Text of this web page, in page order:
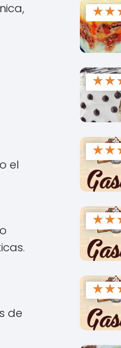
el
de
★★
★★
★★
★★
★★